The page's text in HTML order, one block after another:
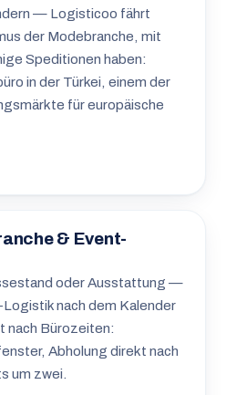
— Logisticoo fährt
der Modebranche, mit
Speditionen haben:
in der Türkei, einem der
für europäische
& Event-
oder Ausstattung —
nach dem Kalender
nach Bürozeiten:
Abholung direkt nach
um zwei.